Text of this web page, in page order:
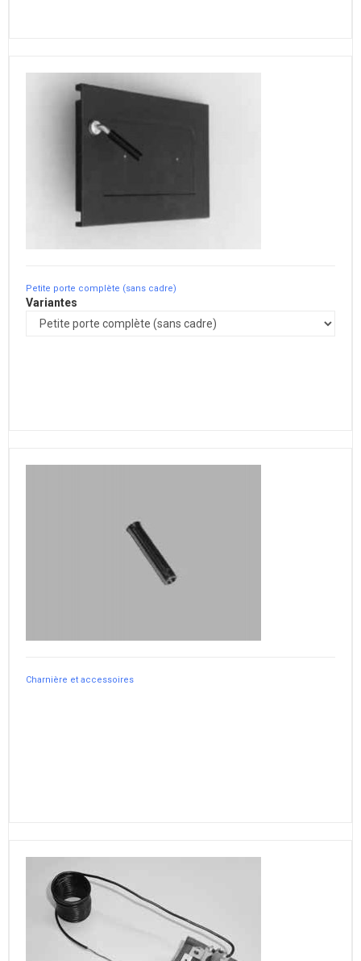
Petite porte complète (sans cadre)
Variantes
Charnière et accessoires